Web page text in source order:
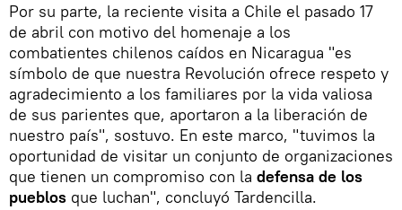
Por su parte, la reciente visita a Chile el pasado 17
de abril con motivo del homenaje a los
combatientes chilenos caídos en Nicaragua "es
símbolo de que nuestra Revolución ofrece respeto y
agradecimiento a los familiares por la vida valiosa
de sus parientes que, aportaron a la liberación de
nuestro país", sostuvo. En este marco, "tuvimos la
oportunidad de visitar un conjunto de organizaciones
que tienen un compromiso con la defensa de los
pueblos que luchan", concluyó Tardencilla.